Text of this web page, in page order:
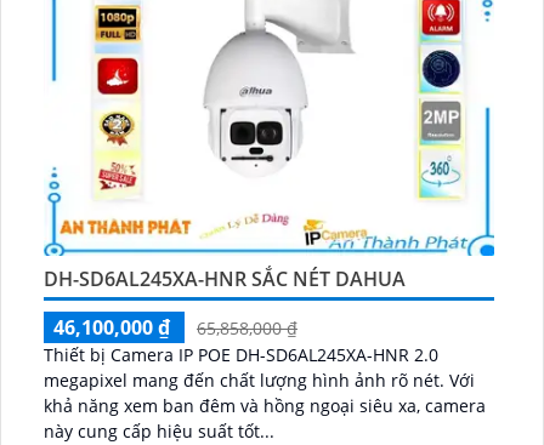
DH-SD6AL245XA-HNR SẮC NÉT DAHUA
46,100,000 ₫
65,858,000 ₫
Thiết bị Camera IP POE DH-SD6AL245XA-HNR 2.0
megapixel mang đến chất lượng hình ảnh rõ nét. Với
khả năng xem ban đêm và hồng ngoại siêu xa, camera
này cung cấp hiệu suất tốt...